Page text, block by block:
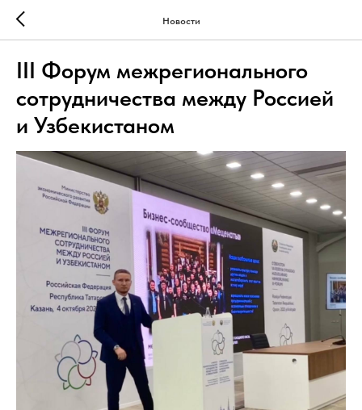
Новости
III Форум межрегионального
сотрудничества между Россией
и Узбекистаном